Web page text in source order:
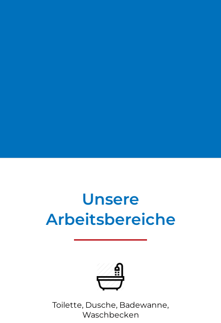
Unsere
Arbeitsbereiche
Toilette, Dusche, Badewanne,
Waschbecken